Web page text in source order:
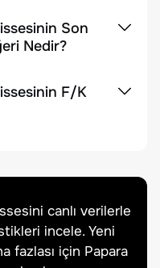
Son
Nedir?
F/K
canlı verilerle
incele. Yeni
fazlası için Papara